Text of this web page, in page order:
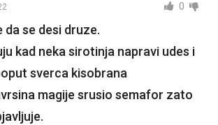
0
da se desi druze.
kad neka sirotinja napravi udes i
sverca kisobrana
magije srusio semafor zato